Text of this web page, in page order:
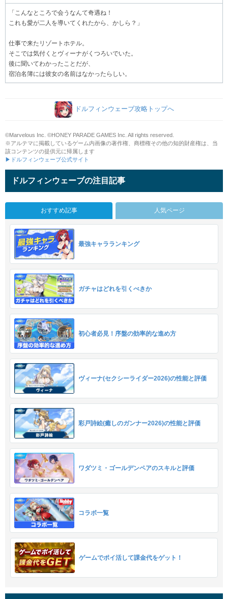
「こんなところで会うなんて奇遇ね！
これも愛が二人を導いてくれたから、かしら？」
仕事で来たリゾートホテル。
そこでは気付くとヴィーナがくつろいでいた。
後に聞いてわかったことだが、
宿泊名簿には彼女の名前はなかったらしい。
ドルフィンウェーブ攻略トップへ
©Marvelous Inc. ©HONEY PARADE GAMES Inc. All rights reserved.
※アルテマに掲載しているゲーム内画像の著作権、商標権その他の知的財産権は、当
該コンテンツの提供元に帰属します
▶ドルフィンウェーブ公式サイト
ドルフィンウェーブの注目記事
おすすめ記事 人気ページ
最強キャラランキング
ガチャはどれを引くべきか
初心者必見！序盤の効率的な進め方
ヴィーナ(セクシーライダー2026)の性能と評価
彩戸詩絵(癒しのガンナー2026)の性能と評価
ワダツミ・ゴールデンペアのスキルと評価
コラボ一覧
ゲームでポイ活して課金代をゲット！